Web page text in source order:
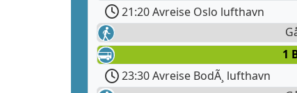
21:20 Avreise Oslo lufthavn
1
23:30 Avreise BodÃ¸ lufthavn